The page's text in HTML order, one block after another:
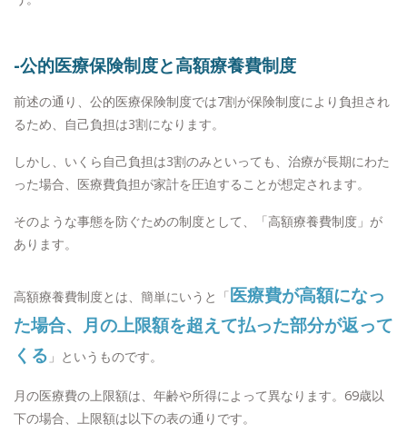
-公的医療保険制度と高額療養費制度
前述の通り、公的医療保険制度では7割が保険制度により負担され
るため、自己負担は3割になります。
しかし、いくら自己負担は3割のみといっても、治療が長期にわた
った場合、医療費負担が家計を圧迫することが想定されます。
そのような事態を防ぐための制度として、「高額療養費制度」が
あります。
高額療養費制度とは、簡単にいうと「医療費が高額になっ
た場合、月の上限額を超えて払った部分が返って
くる 」というものです。
月の医療費の上限額は、年齢や所得によって異なります。69歳以
下の場合、上限額は以下の表の通りです。